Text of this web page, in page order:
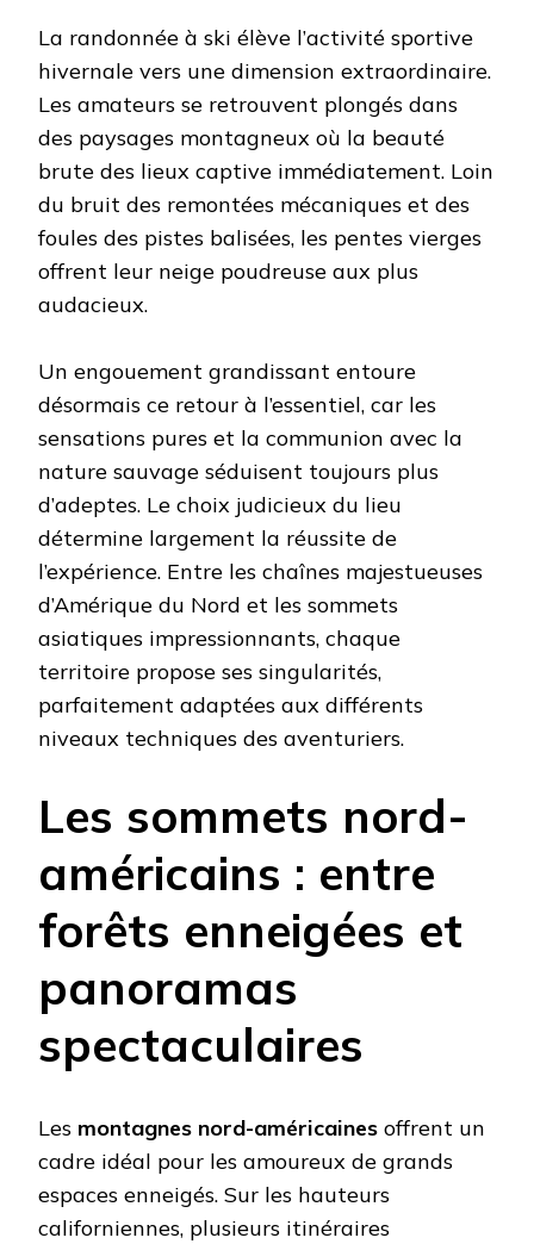
La randonnée à ski élève l’activité sportive
hivernale vers une dimension extraordinaire.
Les amateurs se retrouvent plongés dans
des paysages montagneux où la beauté
brute des lieux captive immédiatement. Loin
du bruit des remontées mécaniques et des
foules des pistes balisées, les pentes vierges
offrent leur neige poudreuse aux plus
audacieux.
Un engouement grandissant entoure
désormais ce retour à l’essentiel, car les
sensations pures et la communion avec la
nature sauvage séduisent toujours plus
d’adeptes. Le choix judicieux du lieu
détermine largement la réussite de
l’expérience. Entre les chaînes majestueuses
d’Amérique du Nord et les sommets
asiatiques impressionnants, chaque
territoire propose ses singularités,
parfaitement adaptées aux différents
niveaux techniques des aventuriers.
Les sommets nord-
américains : entre
forêts enneigées et
panoramas
spectaculaires
Les montagnes nord-américaines offrent un
cadre idéal pour les amoureux de grands
espaces enneigés. Sur les hauteurs
californiennes, plusieurs itinéraires